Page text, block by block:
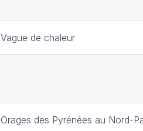
Vague de chaleur
Orages des Pyrénées au Nord-